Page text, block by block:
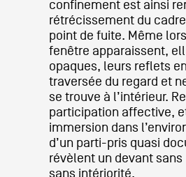
confinement est ainsi
rétrécissement du
point de fuite. Même
fenêtre apparaissent,
opaques, leurs reflets
traversée du regard et
se trouve à l’intérieur.
participation affective,
immersion dans
d’un parti-pris quasi
révèlent un devant
sans intériorité.